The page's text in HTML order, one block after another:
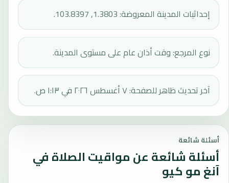
إحداثيات المدينة المعروضة: 1.3803, 103.8397.
نوع المرجع: وقت أذان عام على مستوى المدينة.
آخر تحديث ظاهر للصفحة: ٧ أغسطس ٢٠٢٦ في ١:١٣ ص.
أسئلة شائعة
أسئلة شائعة عن مواقيت الصلاة في
آنغ مو كيو